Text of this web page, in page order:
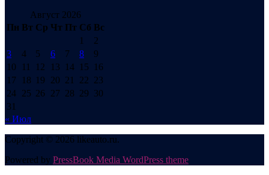
Август 2026
Пн Вт Ср Чт Пт Сб Вс
1
2
3
4 5 6 7 8
9
10
11 12 13 14 15
16
17
18 19 20 21 22 23
24 25 26 27 28 29 30
31
« Июл
Copyright © 2026 likeauto.ru.
Powered by PressBook Media WordPress theme